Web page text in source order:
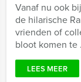
Vanaf nu ook
de hilarische
vrienden of
bloot komen te
LEES MEER